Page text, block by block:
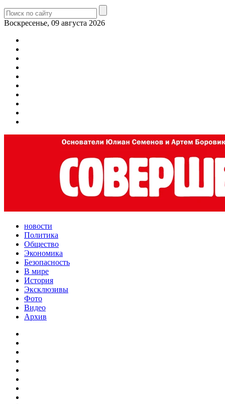
Воскресенье, 09 августа 2026
новости
Политика
Общество
Экономика
Безопасность
В мире
История
Эксклюзивы
Фото
Видео
Архив